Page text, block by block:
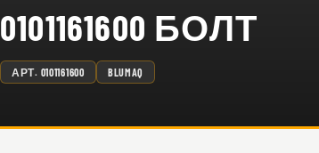
0101161600 БОЛТ
АРТ. 0101161600 BLUMAQ